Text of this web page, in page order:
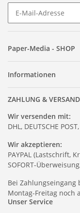
Paper-Media - SHOP
Informationen
ZAHLUNG & VERSAND
Wir versenden mit:
DHL, DEUTSCHE
Wir akzeptieren:
PAYPAL (Lastschrift,
SOFORT-
Bei Zahlungseingang
Montag-Freitag noch
Unser Service